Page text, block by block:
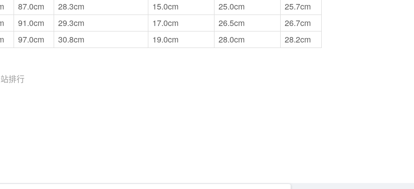
87.0cm 28.3cm 15.0cm 25.0cm
25.7cm
91.0cm 29.3cm 17.0cm 26.5cm
26.7cm
97.0cm 30.8cm 19.0cm 28.0cm 28.2cm
排行